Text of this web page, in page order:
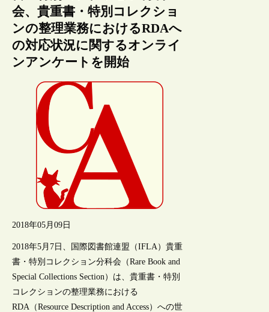
会、貴重書・特別コレクショ
ンの整理業務におけるRDAへ
の対応状況に関するオンライ
ンアンケートを開始
2018年05月09日
2018年5月7日、国際図書館連盟（IFLA）貴重
書・特別コレクション分科会（Rare Book and
Special Collections Section）は、貴重書・特別
コレクションの整理業務における
RDA（Resource Description and Access）への世